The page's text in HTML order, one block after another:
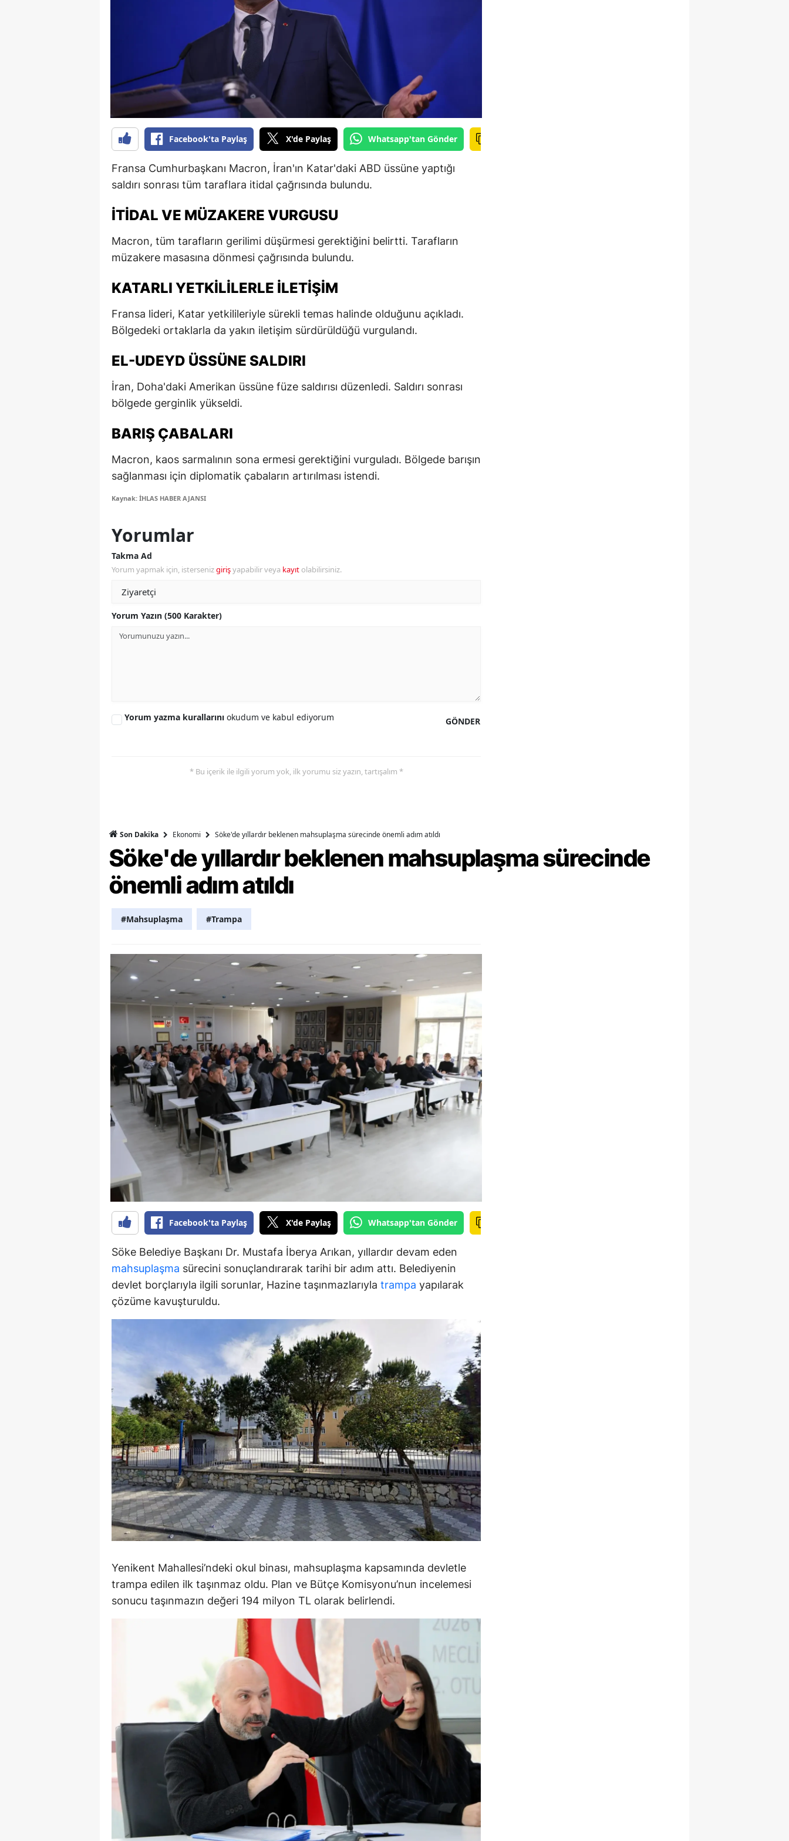
Bilecik
Bingöl
Bitlis
Burdur
Bursa
Çankırı
Diyarbakır
Edirne
Erzincan
Hakkari
İstanbul
Manisa
Kahramanmaraş
Mardin
Nevşehir
Rize
Sakarya
Samsun
Siirt
Sinop
Sivas
Tekirdağ
Trabzon
Şanlıurfa
Uşak
Yozgat
Zonguldak
Aksaray
Bayburt
Karaman
Kırıkkale
Batman
Şırnak
Bartın
Yalova
Osmaniye
Düzce
Facebook'ta Paylaş X'de Paylaş Whatsapp'tan Gönder
Fransa Cumhurbaşkanı Macron, İran'ın Katar'daki ABD üssüne yaptığı
saldırı sonrası tüm taraflara itidal çağrısında bulundu.
İTIDAL VE MÜZAKERE VURGUSU
Macron, tüm tarafların gerilimi düşürmesi gerektiğini belirtti. Tarafların
müzakere masasına dönmesi çağrısında bulundu.
KATARLI YETKILILERLE İLETIŞIM
Fransa lideri, Katar yetkilileriyle sürekli temas halinde olduğunu açıkladı.
Bölgedeki ortaklarla da yakın iletişim sürdürüldüğü vurgulandı.
EL-UDEYD ÜSSÜNE SALDIRI
İran, Doha'daki Amerikan üssüne füze saldırısı düzenledi. Saldırı sonrası
bölgede gerginlik yükseldi.
BARIŞ ÇABALARI
Macron, kaos sarmalının sona ermesi gerektiğini vurguladı. Bölgede barışın
sağlanması için diplomatik çabaların artırılması istendi.
Kaynak: İHLAS HABER AJANSI
Yorumlar
Takma Ad
Yorum yapmak için, istersenizgirişyapabilir veya kayıt olabilirsiniz.
Yorum Yazın (500 Karakter)
GÖNDER
Yorum yazma kurallarını okudum ve kabul ediyorum
* Bu içerik ile ilgili yorum yok, ilk yorumu siz yazın, tartışalım *
Son Dakika Ekonomi Söke'de yıllardır beklenen mahsuplaşma sürecinde önemli adım atıldı
Söke'de yıllardır beklenen mahsuplaşma sürecinde
önemli adım atıldı
#Mahsuplaşma #Trampa
Facebook'ta Paylaş X'de Paylaş Whatsapp'tan Gönder
Söke Belediye Başkanı Dr. Mustafa İberya Arıkan, yıllardır devam eden
mahsuplaşma sürecini sonuçlandırarak tarihi bir adım attı. Belediyenin
devlet borçlarıyla ilgili sorunlar, Hazine taşınmazlarıyla trampa yapılarak
çözüme kavuşturuldu.
Yenikent Mahallesi’ndeki okul binası, mahsuplaşma kapsamında devletle
trampa edilen ilk taşınmaz oldu. Plan ve Bütçe Komisyonu’nun incelemesi
sonucu taşınmazın değeri 194 milyon TL olarak belirlendi.